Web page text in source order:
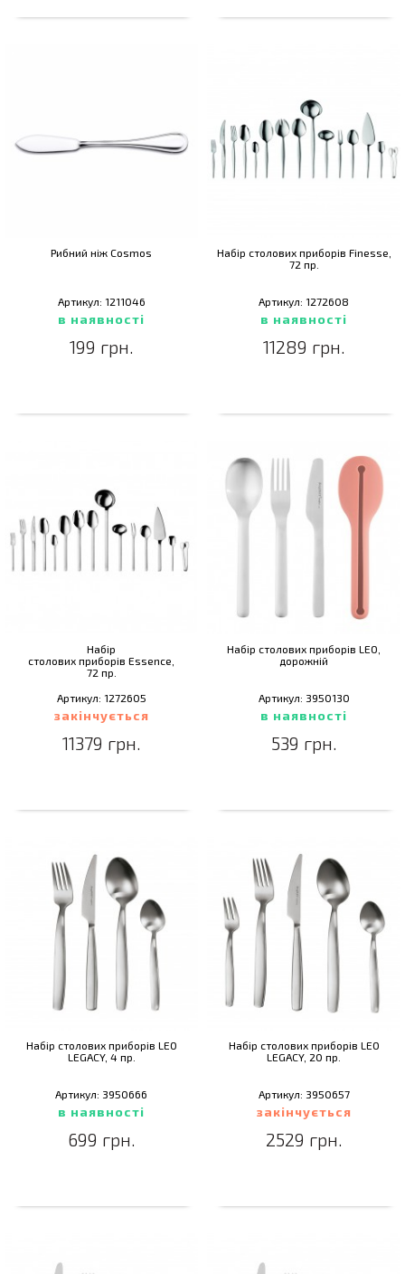
Рибний ніж Cosmos
Артикул: 1211046
в наявності
199 грн.
Набір столових приборів Finesse,
72 пр.
Артикул: 1272608
в наявності
11289 грн.
Набір
столових приборів Essence,
72 пр.
Артикул: 1272605
закінчується
11379 грн.
Набір столових приборів LEO,
дорожній
Артикул: 3950130
в наявності
539 грн.
Набір столових приборів LEO
LEGACY, 4 пр.
Артикул: 3950666
в наявності
699 грн.
Набір столових приборів LEO
LEGACY, 20 пр.
Артикул: 3950657
закінчується
2529 грн.